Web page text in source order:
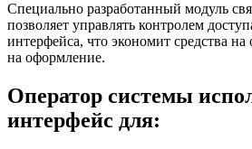
Специально разработанный модуль
позволяет управлять контролем
интерфейса, что экономит средства
на оформление.
Оператор системы
интерфейс для: